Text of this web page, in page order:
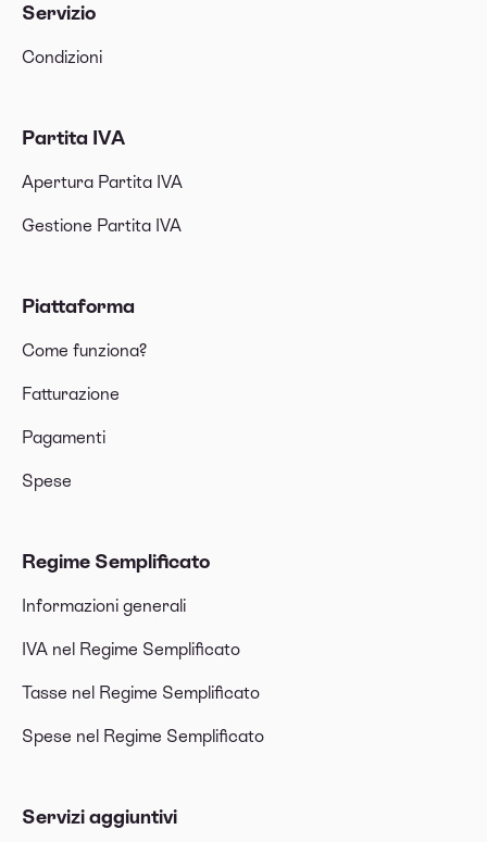
Servizio
Condizioni
Partita IVA
Apertura Partita IVA
Gestione Partita IVA
Piattaforma
Come funziona?
Fatturazione
Pagamenti
Spese
Regime Semplificato
Informazioni generali
IVA nel Regime Semplificato
Tasse nel Regime Semplificato
Spese nel Regime Semplificato
Servizi aggiuntivi